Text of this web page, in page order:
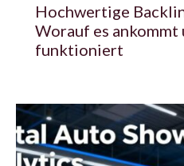
Hochwertige
Worauf es
funktioniert